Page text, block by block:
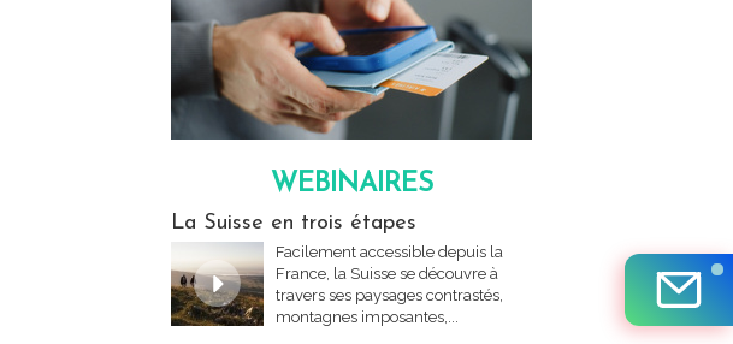
WEBINAIRES
La Suisse en trois étapes
Facilement accessible depuis la
France, la Suisse se découvre à
travers ses paysages contrastés,
montagnes imposantes,...